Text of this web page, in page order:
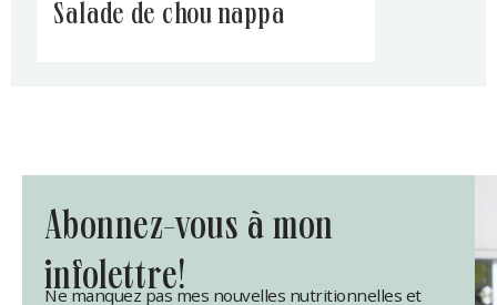
salade de chou nappa
abonnez-vous à mon
infolettre!
Ne manquez pas mes nouvelles nutritionnelles et